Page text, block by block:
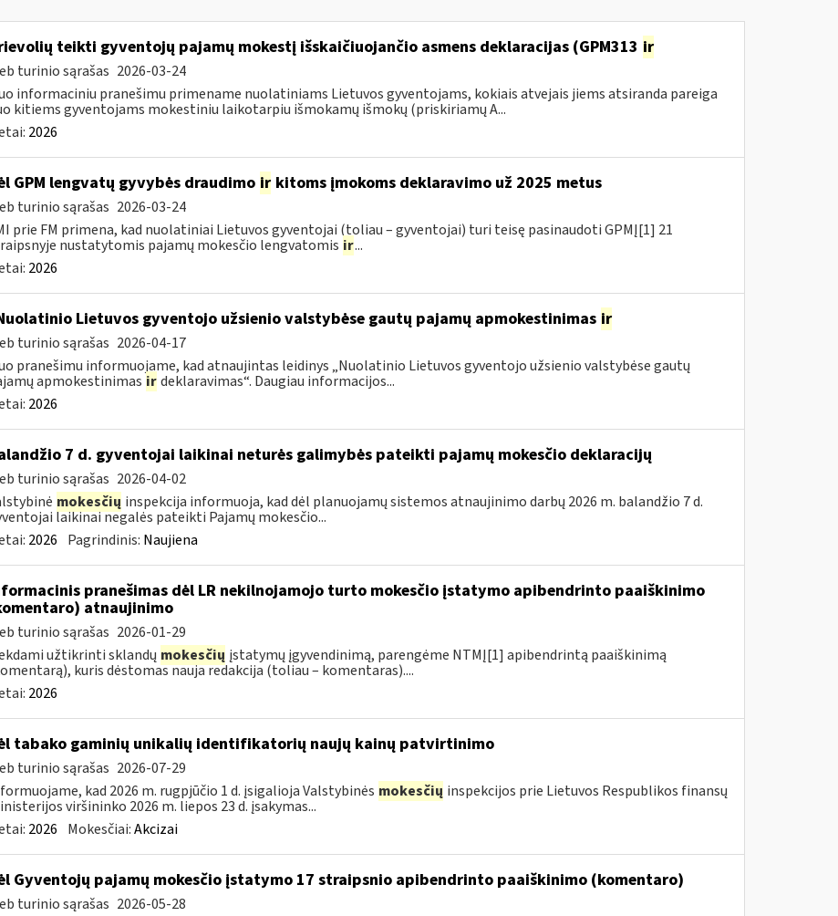
teikti gyventojų pajamų mokestį išskaičiuojančio asmens deklaracijas (GPM313 ir
turinio sąrašas 2026-03-24
informaciniu pranešimu primename nuolatiniams Lietuvos gyventojams, kokiais atvejais jiems atsiranda pareiga
kitiems gyventojams mokestiniu laikotarpiu išmokamų išmokų (priskiriamų A...
2026
GPM lengvatų gyvybės draudimo irkitoms įmokoms deklaravimo už 2025 metus
turinio sąrašas 2026-03-24
prie FM primena, kad nuolatiniai Lietuvos gyventojai (toliau – gyventojai) turi teisę pasinaudoti GPMĮ[1] 21
nustatytomis pajamų mokesčio lengvatomis ir...
2026
Lietuvos gyventojo užsienio valstybėse gautų pajamų apmokestinimas ir
turinio sąrašas 2026-04-17
pranešimu informuojame, kad atnaujintas leidinys „Nuolatinio Lietuvos gyventojo užsienio valstybėse gautų
apmokestinimas ir deklaravimas“. Daugiau informacijos...
2026
7 d. gyventojai laikinai neturės galimybės pateikti pajamų mokesčio deklaracijų
turinio sąrašas 2026-04-02
mokesčių inspekcija informuoja, kad dėl planuojamų sistemos atnaujinimo darbų 2026 m. balandžio 7 d.
laikinai negalės pateikti Pajamų mokesčio...
2026 Pagrindinis: Naujiena
pranešimas dėl LR nekilnojamojo turto mokesčio įstatymo apibendrinto paaiškinimo
atnaujinimo
turinio sąrašas 2026-01-29
užtikrinti sklandų mokesčių įstatymų įgyvendinimą, parengėme NTMĮ[1] apibendrintą paaiškinimą
kuris dėstomas nauja redakcija (toliau – komentaras)....
2026
tabako gaminių unikalių identifikatorių naujų kainų patvirtinimo
turinio sąrašas 2026-07-29
kad 2026 m. rugpjūčio 1 d. įsigalioja Valstybinės mokesčių inspekcijos prie Lietuvos Respublikos finansų
viršininko 2026 m. liepos 23 d. įsakymas...
2026 Mokesčiai:Akcizai
Gyventojų pajamų mokesčio įstatymo 17 straipsnio apibendrinto paaiškinimo (komentaro)
turinio sąrašas 2026-05-28